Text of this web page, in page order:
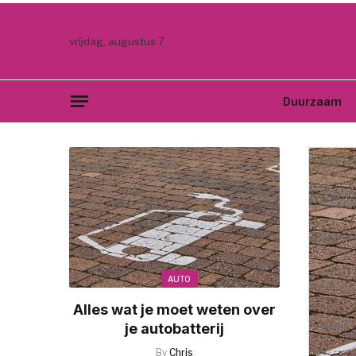
vrijdag, augustus 7
Duurzaam
AUTO
Alles wat je moet weten over
je autobatterij
By Chris